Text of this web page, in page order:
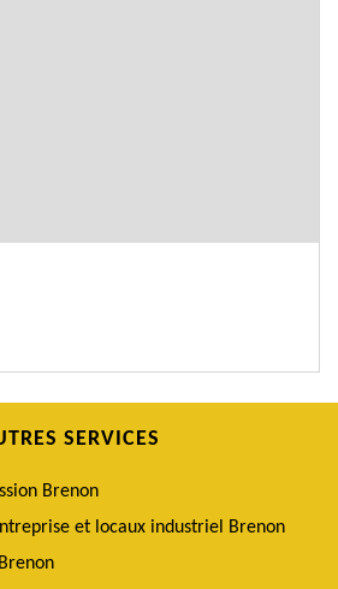
SERVICES
Brenon
et locaux industriel Brenon